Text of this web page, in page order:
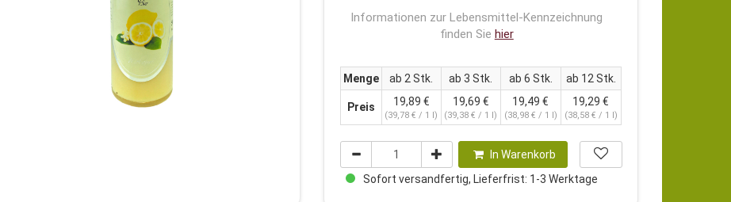
Informationen zur Lebensmittel-Kennzeichnung
finden Sie hier
Menge ab 2 Stk. ab 3 Stk. ab 6 Stk. ab 12 Stk.
Preis 19,89 €
(39,78 € / 1 l)
19,69 €
(39,38 € / 1 l)
19,49 €
(38,98 € / 1 l)
19,29 €
(38,58 € / 1 l)
In Warenkorb
Sofort versandfertig, Lieferfrist: 1-3 Werktage